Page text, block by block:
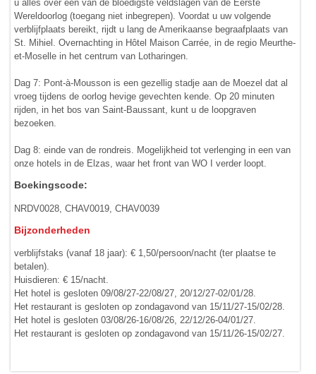
u alles over één van de bloedigste veldslagen van de Eerste
Wereldoorlog (toegang niet inbegrepen). Voordat u uw volgende
verblijfplaats bereikt, rijdt u lang de Amerikaanse begraafplaats van
St. Mihiel. Overnachting in Hôtel Maison Carrée, in de regio Meurthe-
et-Moselle in het centrum van Lotharingen.
Dag 7: Pont-à-Mousson is een gezellig stadje aan de Moezel dat al
vroeg tijdens de oorlog hevige gevechten kende. Op 20 minuten
rijden, in het bos van Saint-Baussant, kunt u de loopgraven
bezoeken.
Dag 8: einde van de rondreis. Mogelijkheid tot verlenging in een van
onze hotels in de Elzas, waar het front van WO I verder loopt.
Boekingscode:
NRDV0028, CHAV0019, CHAV0039
Bijzonderheden
verblijfstaks (vanaf 18 jaar): € 1,50/persoon/nacht (ter plaatse te
betalen).
Huisdieren: € 15/nacht.
Het hotel is gesloten 09/08/27-22/08/27, 20/12/27-02/01/28.
Het restaurant is gesloten op zondagavond van 15/11/27-15/02/28.
Het hotel is gesloten 03/08/26-16/08/26, 22/12/26-04/01/27.
Het restaurant is gesloten op zondagavond van 15/11/26-15/02/27.